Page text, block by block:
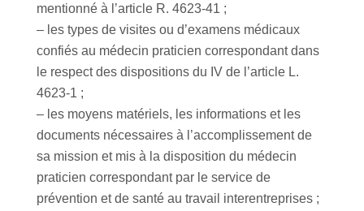
mentionné à l’article R. 4623-41 ;
– les types de visites ou d’examens médicaux
confiés au médecin praticien correspondant dans
le respect des dispositions du IV de l’article L.
4623-1 ;
– les moyens matériels, les informations et les
documents nécessaires à l’accomplissement de
sa mission et mis à la disposition du médecin
praticien correspondant par le service de
prévention et de santé au travail interentreprises ;